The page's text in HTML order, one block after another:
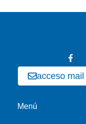
acceso mail
Menú